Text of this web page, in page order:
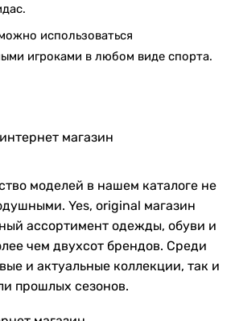
использоваться
игроками в любом виде спорта.
моделей в нашем каталоге не
Yes, original магазин
ассортимент одежды, обуви и
чем двухсот брендов. Среди
и актуальные коллекции, так и
прошлых сезонов.